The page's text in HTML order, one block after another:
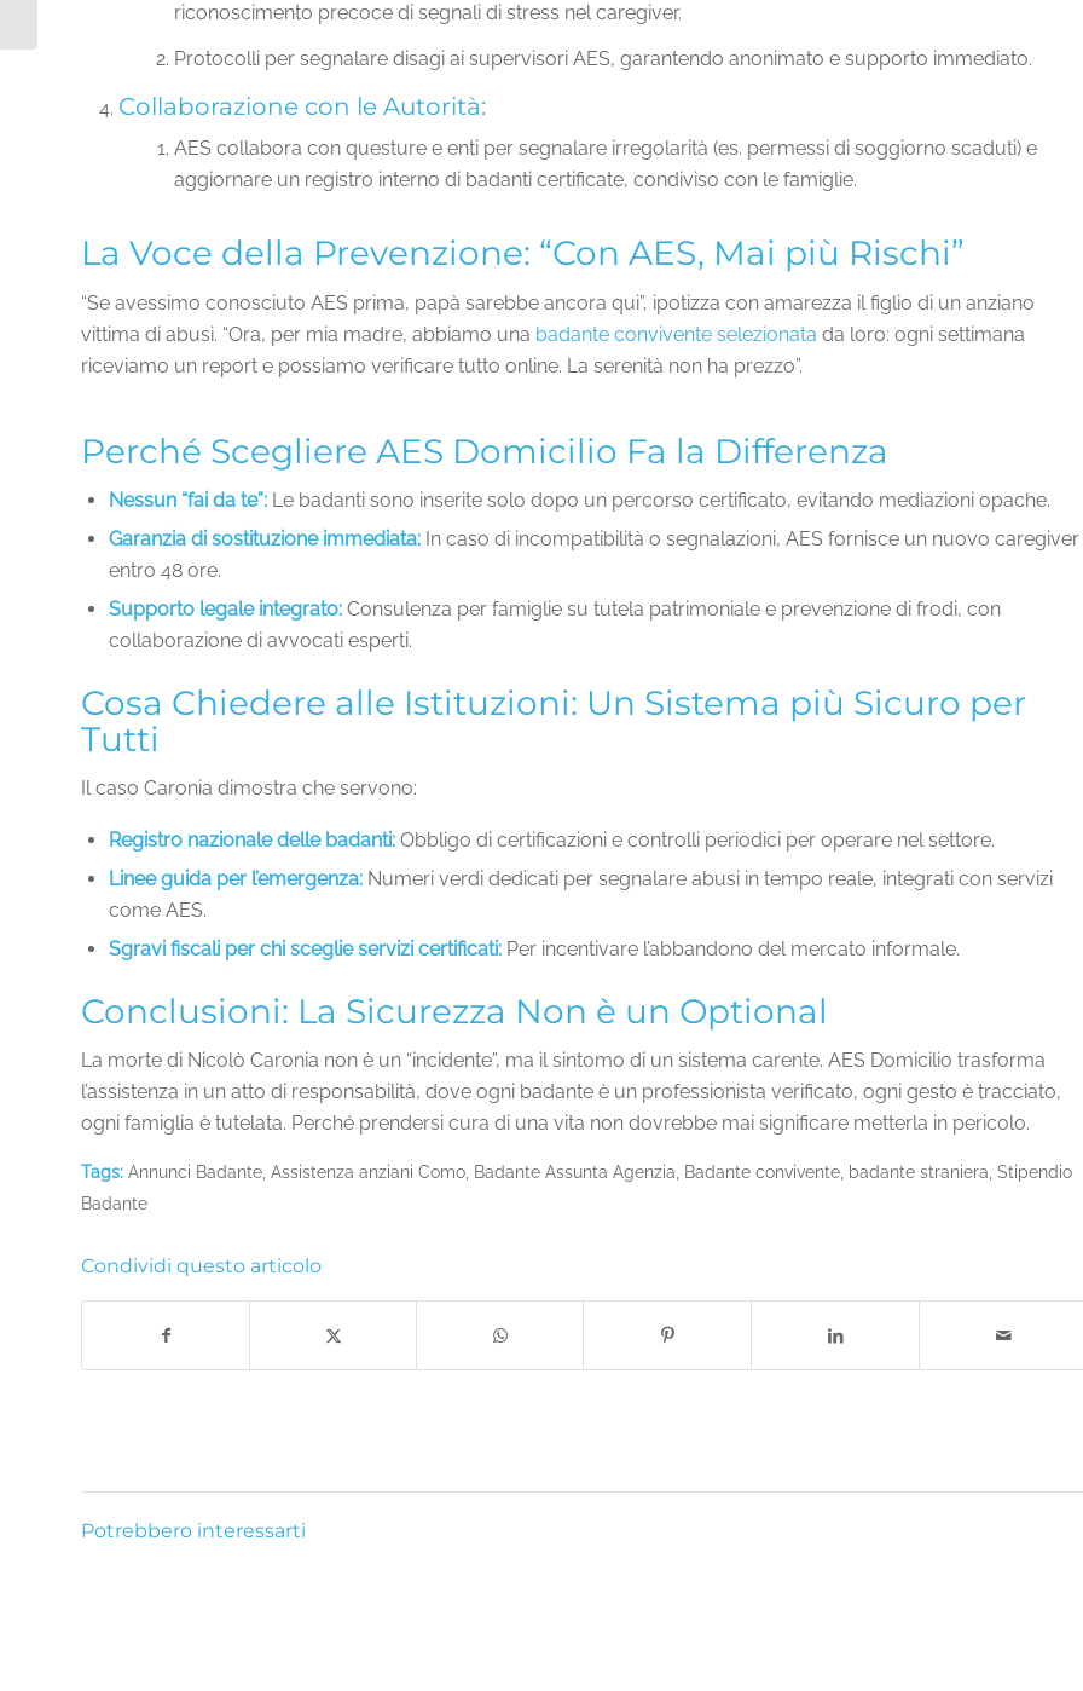
riconoscimento precoce di segnali di stress nel caregiver.
Protocolli per segnalare disagi ai supervisori AES, garantendo anonimato e supporto immediato.
Collaborazione con le Autorità:
AES collabora con questure e enti per segnalare irregolarità (es. permessi di soggiorno scaduti) e
aggiornare un registro interno di badanti certificate, condiviso con le famiglie.
La Voce della Prevenzione: “Con AES, Mai più Rischi”
“Se avessimo conosciuto AES prima, papà sarebbe ancora qui”, ipotizza con amarezza il figlio di un anziano
vittima di abusi. “Ora, per mia madre, abbiamo una badante convivente selezionata da loro: ogni settimana
riceviamo un report e possiamo verificare tutto online. La serenità non ha prezzo”.
Perché Scegliere AES Domicilio Fa la Differenza
Nessun “fai da te”: Le badanti sono inserite solo dopo un percorso certificato, evitando mediazioni opache.
Garanzia di sostituzione immediata: In caso di incompatibilità o segnalazioni, AES fornisce un nuovo caregiver
entro 48 ore.
Supporto legale integrato: Consulenza per famiglie su tutela patrimoniale e prevenzione di frodi, con
collaborazione di avvocati esperti.
Cosa Chiedere alle Istituzioni: Un Sistema più Sicuro per
Tutti
Il caso Caronia dimostra che servono:
Registro nazionale delle badanti: Obbligo di certificazioni e controlli periodici per operare nel settore.
Linee guida per l’emergenza: Numeri verdi dedicati per segnalare abusi in tempo reale, integrati con servizi
come AES.
Sgravi fiscali per chi sceglie servizi certificati: Per incentivare l’abbandono del mercato informale.
Conclusioni: La Sicurezza Non è un Optional
La morte di Nicolò Caronia non è un “incidente”, ma il sintomo di un sistema carente. AES Domicilio trasforma
l’assistenza in un atto di responsabilità, dove ogni badante è un professionista verificato, ogni gesto è tracciato,
ogni famiglia è tutelata. Perché prendersi cura di una vita non dovrebbe mai significare metterla in pericolo.
Tags: Annunci Badante Assistenza anziani Como Badante Assunta Agenzia Badante convivente badante straniera Stipendio
Badante
Condividi questo articolo
Potrebbero interessarti
Sfruttamento degli...